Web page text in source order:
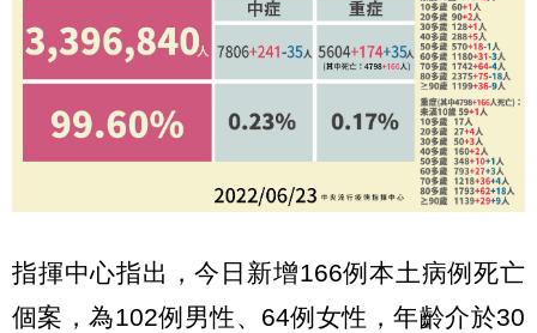
指揮中心指出，今日新增166例本土病例死亡
個案，為102例男性、64例女性，年齡介於30